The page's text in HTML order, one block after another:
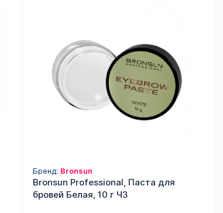
Бренд: Bronsun
Bronsun Professional, Паста для
бровей Белая, 10 г ЧЗ